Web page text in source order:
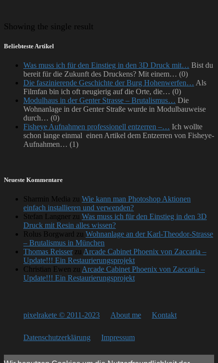
Showing the single result
Beliebteste Artikel
Was muss ich für den Einstieg in den 3D Druck mit… Bist du
bereit für die Zukunft des Druckens? Mit einem… (0)
Die faszinierende Geschichte der Burg Hohenwerfen… Als
Filmfan bin ich oft neugierig auf die Orte, die… (0)
Modulhaus in der Genter Strasse – Brutalismus… Die
Wohnanlage in der Genter Straße wurde in Modulbauweise
durch… (0)
Fisheye Aufnahmen professionell entzerren –… Ich wollte
schon lange einmal einen Artikel dem Entzerren von Fisheye-
Aufnahmen… (1)
Neueste Kommentare
Sharmin Media zu Wie kann man Photoshop Aktionen
einfach installieren und verwenden?
Stefan Langner zu Was muss ich für den Einstieg in den 3D
Druck mit Resin alles wissen?
Rolus Borgward zu Wohnanlage an der Karl-Theodor-Strasse
– Brutalismus in München
Thomas Reisserzu Arcade Cabinet Phoenix von Zaccaria –
Update!!! Ein Restaurierungsprojekt
Christian Ewen zu Arcade Cabinet Phoenix von Zaccaria –
Update!!! Ein Restaurierungsprojekt
pixelrakete © 2011-2023 About me Kontakt
Datenschutzerklärung Impressum